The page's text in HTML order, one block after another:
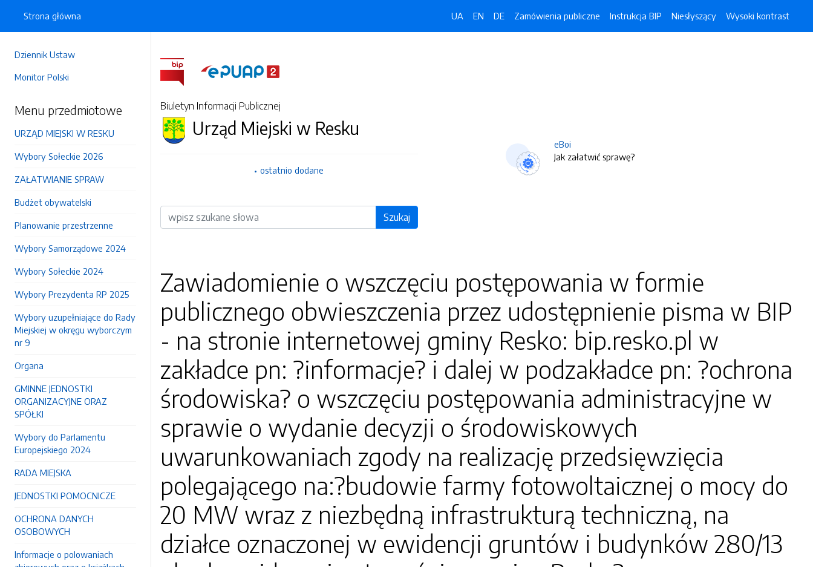
Dziennik Ustaw
Monitor Polski
Menu przedmiotowe
URZĄD MIEJSKI W RESKU
Wybory Sołeckie 2026
ZAŁATWIANIE SPRAW
Budżet obywatelski
Planowanie przestrzenne
Wybory Samorządowe 2024
Wybory Sołeckie 2024
Wybory Prezydenta RP 2025
Wybory uzupełniające do Rady
Miejskiej w okręgu wyborczym
nr 9
Organa
GMINNE JEDNOSTKI
ORGANIZACYJNE ORAZ
SPÓŁKI
Wybory do Parlamentu
Europejskiego 2024
RADA MIEJSKA
JEDNOSTKI POMOCNICZE
OCHRONA DANYCH
OSOBOWYCH
Informacje o polowaniach
Strona główna UA EN DE Zamówienia publiczne Instrukcja BIP Niesłyszący Wysoki kontrast
Biuletyn Informacji Publicznej
Urząd Miejski w Resku
ostatnio dodane
Wyszukiwarka Szukaj
eBoi
Jak załatwić sprawę?
Zawiadomienie o wszczęciu postępowania w formie
publicznego obwieszczenia przez udostępnienie pisma w BIP
- na stronie internetowej gminy Resko: bip.resko.pl w
zakładce pn: ?informacje? i dalej w podzakładce pn: ?ochrona
środowiska? o wszczęciu postępowania administracyjne w
sprawie o wydanie decyzji o środowiskowych
uwarunkowaniach zgody na realizację przedsięwzięcia
polegającego na:?budowie farmy fotowoltaicznej o mocy do
20 MW wraz z niezbędną infrastrukturą techniczną, na
działce oznaczonej w ewidencji gruntów i budynków 280/13